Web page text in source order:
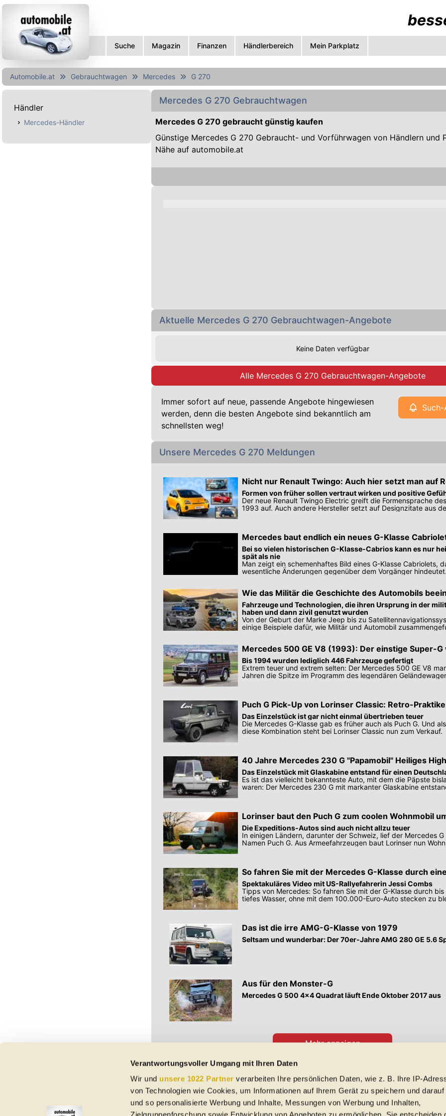
Verantwortungsvoller Umgang mit Ihren Daten
Wir und unsere 1022 Partner verarbeiten Ihre persönlichen Daten, wie z. B. Ihre IP-
von Technologien wie Cookies, um Informationen auf Ihrem Gerät zu speichern und
und so personalisierte Werbung und Inhalte, Messungen von Werbung und Inhalten,
Suche Magazin Finanzen Händlerbereich Mein Parkplatz
Automobile.at Gebrauchtwagen Mercedes G 270
Mercedes G 270 Gebrauchtwagen
Mercedes G 270 gebraucht günstig kaufen
Günstige Mercedes G 270 Gebraucht- und Vorführwagen von Händlern und
Nähe auf automobile.at
Aktuelle Mercedes G 270 Gebrauchtwagen-Angebote
Keine Daten verfügbar
Alle Mercedes G 270 Gebrauchtwagen-Angebote
Immer sofort auf neue, passende Angebote hingewiesen
werden, denn die besten Angebote sind bekanntlich am
schnellsten weg!
Unsere Mercedes G 270 Meldungen
Nicht nur Renault Twingo: Auch hier setzt man auf
Formen von früher sollen vertraut wirken und positive
Der neue Renault Twingo Electric greift die Formensprache
1993 auf. Auch andere Hersteller setzt auf Designzitate aus
Mercedes baut endlich ein neues G-Klasse
Bei so vielen historischen G-Klasse-Cabrios kann es nur
spät als nie
Man zeigt ein schemenhaftes Bild eines G-Klasse Cabriolets,
wesentliche Änderungen gegenüber dem Vorgänger
Wie das Militär die Geschichte des Automobils
Fahrzeuge und Technologien, die ihren Ursprung in der
haben und dann zivil genutzt wurden
Von der Geburt der Marke Jeep bis zu
einige Beispiele dafür, wie Militär und Automobil
Mercedes 500 GE V8 (1993): Der einstige Super-
Bis 1994 wurden lediglich 446 Fahrzeuge gefertigt
Extrem teuer und extrem selten: Der Mercedes 500 GE V8
Jahren die Spitze im Programm des legendären
Puch G Pick-Up von Lorinser Classic: Retro-
Das Einzelstück ist gar nicht einmal übertrieben teuer
Die Mercedes G-Klasse gab es früher auch als Puch G. Und
diese Kombination steht bei Lorinser Classic nun zum Verkauf.
40 Jahre Mercedes 230 G "Papamobil" Heiliges
Das Einzelstück mit Glaskabine entstand für einen
Es ist das vielleicht bekannteste Auto, mit dem die Päpste
waren: Der Mercedes 230 G mit markanter Glaskabine
Lorinser baut den Puch G zum coolen Wohnmobil
Die Expeditions-Autos sind auch nicht allzu teuer
In einigen Ländern, darunter der Schweiz, lief der Mercedes G
Namen Puch G. Aus Armeefahrzeugen baut Lorinser nun
So fahren Sie mit der Mercedes G-Klasse durch
Spektakuläres Video mit US-Rallyefahrerin Jessi Combs
Tipps von Mercedes: So fahren Sie mit der G-Klasse durch
tiefes Wasser, ohne mit dem 100.000-Euro-Auto stecken zu
Das ist die irre AMG-G-Klasse von 1979
Seltsam und wunderbar: Der 70er-Jahre AMG 280 GE 5.6
Aus für den Monster-G
Mercedes G 500 4x4 Quadrat läuft Ende Oktober 2017 aus
Mehr anzeigen
Preisangaben in den Meldungen gelten für Deutschland. Quelle: Auto-News
Vorbehaltlich Irrtümer, Schreibfehler und Zwischenverkauf. Hinweis: Technische Daten,
etc. beziehen sich auf EU-Normen sowie auf Neuwagen. automobile.at übernimmt entsprechend
Nutzungsbedingungen keine Gewähr für die Richtigkeit der Angaben.
Händler
Mercedes-Händler